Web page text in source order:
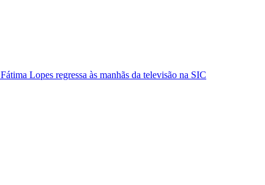
Fátima Lopes regressa às manhãs da televisão na SIC